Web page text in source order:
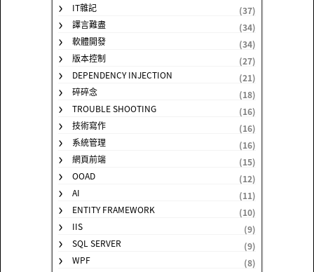
IT雜記
(37)
譯言難盡
(34)
軟體開發
(34)
版本控制
(27)
DEPENDENCY INJECTION
(21)
碎碎念
(18)
TROUBLE SHOOTING
(16)
技術寫作
(16)
系統管理
(16)
網頁前端
(15)
OOAD
(12)
AI
(11)
ENTITY FRAMEWORK
(10)
IIS
(9)
SQL SERVER
(9)
WPF
(8)